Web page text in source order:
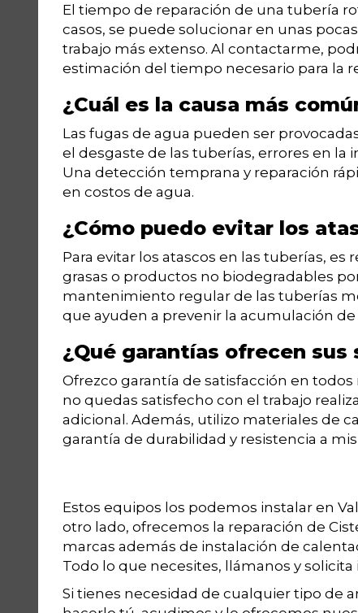
El tiempo de reparación de una tubería
casos, se puede solucionar en unas
trabajo más extenso. Al contactarme,
estimación del tiempo necesario para la
¿Cuál es la causa más
Las fugas de agua pueden ser
el desgaste de las tuberías, errores en la
Una detección temprana y reparación
en costos de agua.
¿Cómo puedo evitar los
Para evitar los atascos en las tuberías,
grasas o productos no biodegradables
mantenimiento regular de las tuberías
que ayuden a prevenir la acumulación de
¿Qué garantías ofrecen sus
Ofrezco garantía de satisfacción en
no quedas satisfecho con el trabajo
adicional. Además, utilizo materiales de
garantía de durabilidad y resistencia a
Estos equipos los podemos instalar en
otro lado, ofrecemos la reparación de
marcas además de instalación de
Todo lo que necesites, llámanos y
Si tienes necesidad de cualquier tipo de